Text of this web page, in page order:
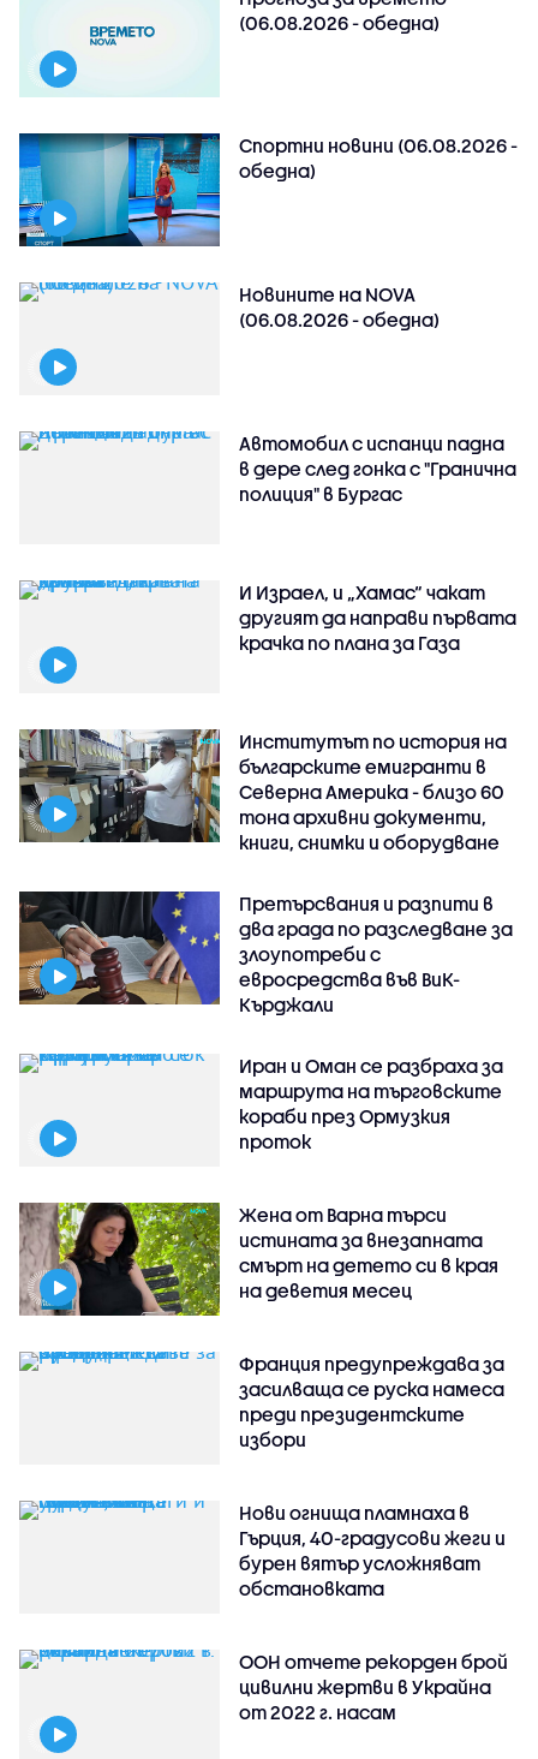
(06.08.2026 - обедна)
Спортни новини (06.08.2026 -
обедна)
Новините на NOVA
(06.08.2026 - обедна)
Автомобил с испанци падна
в дере след гонка с "Гранична
полиция" в Бургас
И Израел, и „Хамас“ чакат
другият да направи първата
крачка по плана за Газа
Институтът по история на
българските емигранти в
Северна Америка - близо 60
тона архивни документи,
книги, снимки и оборудване
Претърсвания и разпити в
два града по разследване за
злоупотреби с
евросредства във ВиК-
Кърджали
Иран и Оман се разбраха за
маршрута на търговските
кораби през Ормузкия
проток
Жена от Варна търси
истината за внезапната
смърт на детето си в края
на деветия месец
Франция предупреждава за
засилваща се руска намеса
преди президентските
избори
Нови огнища пламнаха в
Гърция, 40-градусови жеги и
бурен вятър усложняват
обстановката
ООН отчете рекорден брой
цивилни жертви в Украйна
от 2022 г. насам